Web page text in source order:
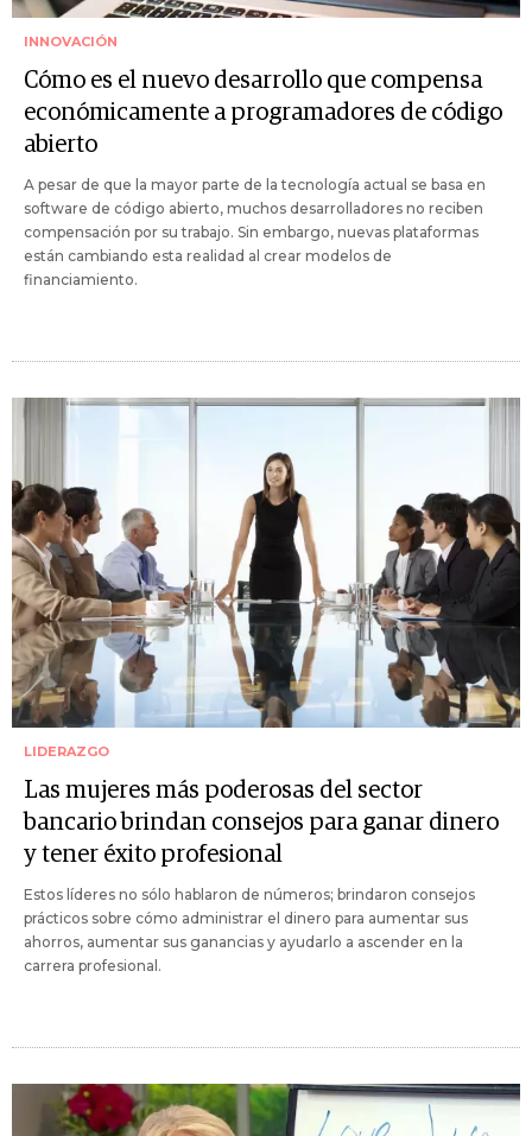
INNOVACIÓN
Cómo es el nuevo desarrollo que compensa
económicamente a programadores de código
abierto
A pesar de que la mayor parte de la tecnología actual se basa en
software de código abierto, muchos desarrolladores no reciben
compensación por su trabajo. Sin embargo, nuevas plataformas
están cambiando esta realidad al crear modelos de
financiamiento.
LIDERAZGO
Las mujeres más poderosas del sector
bancario brindan consejos para ganar dinero
y tener éxito profesional
Estos líderes no sólo hablaron de números; brindaron consejos
prácticos sobre cómo administrar el dinero para aumentar sus
ahorros, aumentar sus ganancias y ayudarlo a ascender en la
carrera profesional.